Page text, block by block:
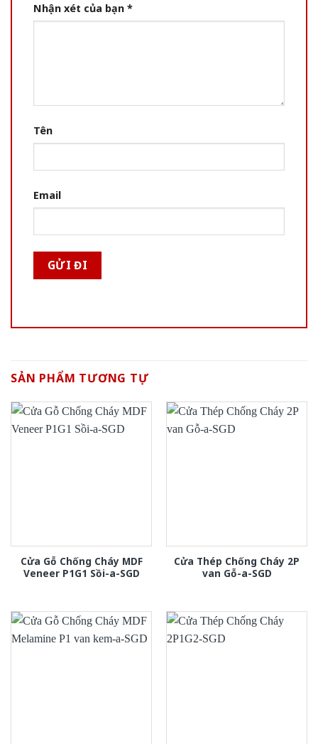
Nhận xét của bạn *
Tên
Email
SẢN PHẨM TƯƠNG TỰ
Cửa Gỗ Chống Cháy MDF
Veneer P1G1 Sồi-a-SGD
Cửa Thép Chống Cháy 2P
van Gỗ-a-SGD